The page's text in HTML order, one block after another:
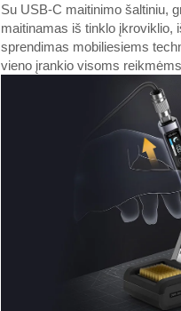
Su USB-C maitinimo šaltiniu,
maitinamas iš tinklo įkroviklio,
sprendimas mobiliesiems
vieno įrankio visoms